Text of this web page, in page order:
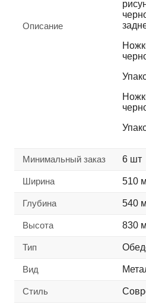
Описание
Минимальный заказ 6 шт
Ширина 510
Глубина 540
Высота 830
Тип
Вид
Стиль